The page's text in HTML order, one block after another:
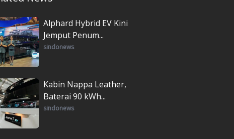
Alphard Hybrid EV Kini
Jemput Penum...
sindonews
Kabin Nappa Leather,
Baterai 90 kWh...
sindonews